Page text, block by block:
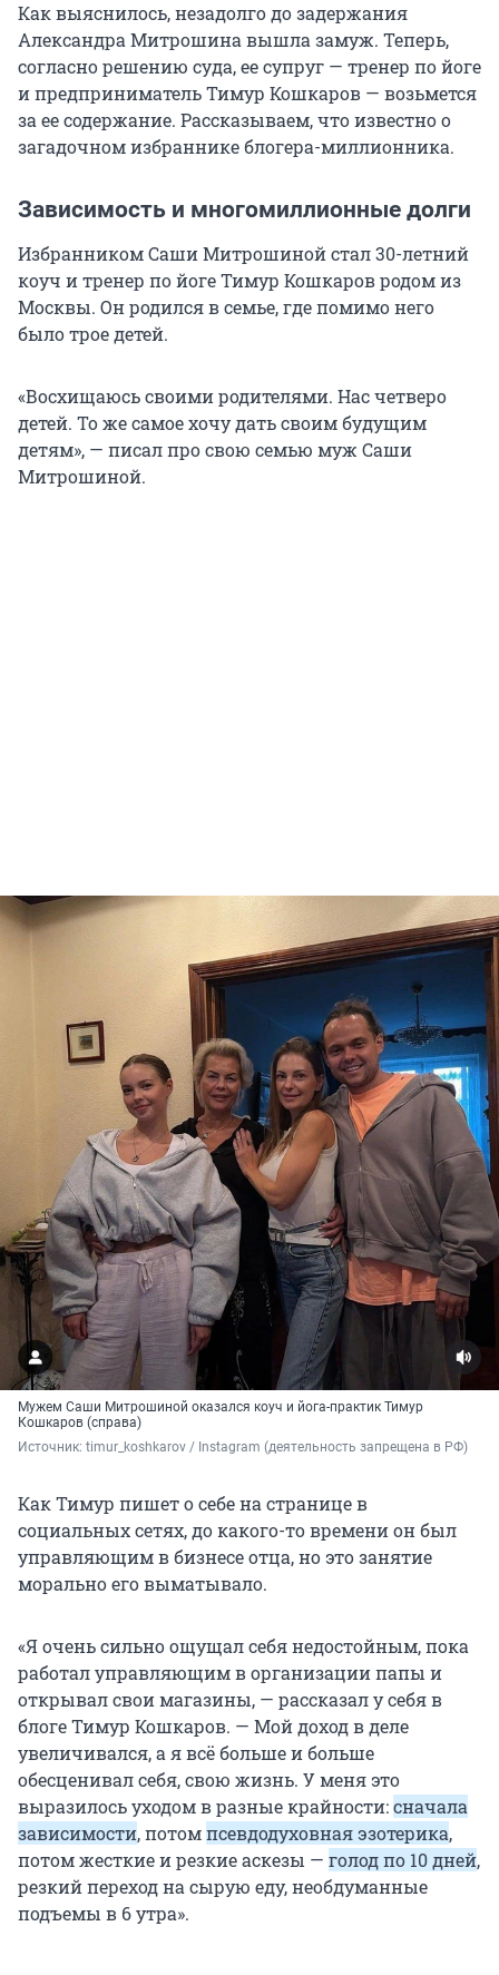
Как выяснилось, незадолго до задержания
Александра Митрошина вышла замуж. Теперь,
согласно решению суда, ее супруг — тренер по йоге
и предприниматель Тимур Кошкаров — возьмется
за ее содержание. Рассказываем, что известно о
загадочном избраннике блогера-миллионника.
Зависимость и многомиллионные долги
Избранником Саши Митрошиной стал 30-летний
коуч и тренер по йоге Тимур Кошкаров родом из
Москвы. Он родился в семье, где помимо него
было трое детей.
«Восхищаюсь своими родителями. Нас четверо
детей. То же самое хочу дать своим будущим
детям», — писал про свою семью муж Саши
Митрошиной.
Мужем Саши Митрошиной оказался коуч и йога-практик Тимур
Кошкаров (справа)
Источник: timur_koshkarov / Instagram (деятельность запрещена в РФ)
Как Тимур пишет о себе на странице в
социальных сетях, до какого-то времени он был
управляющим в бизнесе отца, но это занятие
морально его выматывало.
«Я очень сильно ощущал себя недостойным, пока
работал управляющим в организации папы и
открывал свои магазины, — рассказал у себя в
блоге Тимур Кошкаров. — Мой доход в деле
увеличивался, а я всё больше и больше
обесценивал себя, свою жизнь. У меня это
выразилось уходом в разные крайности:сначала
зависимости, потомпсевдодуховная эзотерика,
потом жесткие и резкие аскезы — голод по 10 дней,
резкий переход на сырую еду, необдуманные
подъемы в 6 утра».